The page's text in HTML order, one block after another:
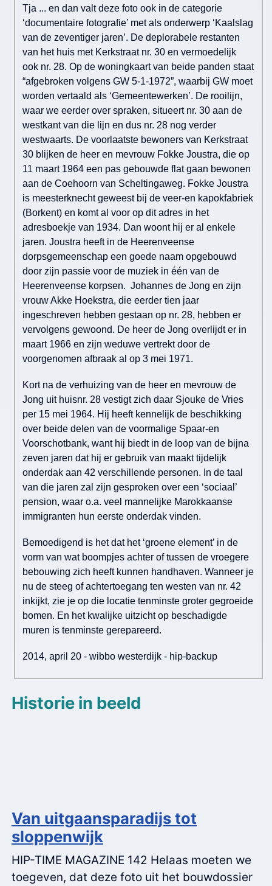
Tja ... en dan valt deze foto ook in de categorie
‘documentaire fotografie’ met als onderwerp ‘Kaalslag
van de zeventiger jaren’. De deplorabele restanten
van het huis met Kerkstraat nr. 30 en vermoedelijk
ook nr. 28. Op de woningkaart van beide panden staat
“afgebroken volgens GW 5-1-1972”, waarbij GW moet
worden vertaald als ‘Gemeentewerken’. De rooilijn,
waar we eerder over spraken, situeert nr. 30 aan de
westkant van die lijn en dus nr. 28 nog verder
westwaarts. De voorlaatste bewoners van Kerkstraat
30 blijken de heer en mevrouw Fokke Joustra, die op
11 maart 1964 een pas gebouwde flat gaan bewonen
aan de Coehoorn van Scheltingaweg. Fokke Joustra
is meesterknecht geweest bij de veer-en kapokfabriek
(Borkent) en komt al voor op dit adres in het
adresboekje van 1934. Dan woont hij er al enkele
jaren. Joustra heeft in de Heerenveense
dorpsgemeenschap een goede naam opgebouwd
door zijn passie voor de muziek in één van de
Heerenveense korpsen. Johannes de Jong en zijn
vrouw Akke Hoekstra, die eerder tien jaar
ingeschreven hebben gestaan op nr. 28, hebben er
vervolgens gewoond. De heer de Jong overlijdt er in
maart 1966 en zijn weduwe vertrekt door de
voorgenomen afbraak al op 3 mei 1971.
Kort na de verhuizing van de heer en mevrouw de
Jong uit huisnr. 28 vestigt zich daar Sjouke de Vries
per 15 mei 1964. Hij heeft kennelijk de beschikking
over beide delen van de voormalige Spaar-en
Voorschotbank, want hij biedt in de loop van de bijna
zeven jaren dat hij er gebruik van maakt tijdelijk
onderdak aan 42 verschillende personen. In de taal
van die jaren zal zijn gesproken over een ‘sociaal’
pension, waar o.a. veel mannelijke Marokkaanse
immigranten hun eerste onderdak vinden.
Bemoedigend is het dat het ‘groene element’ in de
vorm van wat boompjes achter of tussen de vroegere
bebouwing zich heeft kunnen handhaven. Wanneer je
nu de steeg of achtertoegang ten westen van nr. 42
inkijkt, zie je op die locatie tenminste groter gegroeide
bomen. En het kwalijke uitzicht op beschadigde
muren is tenminste gerepareerd.
2014, april 20 - wibbo westerdijk - hip-backup
Historie in beeld
Van uitgaansparadijs tot
sloppenwijk
HIP-TIME MAGAZINE 142 Helaas moeten we
toegeven, dat deze foto uit het bouwdossier